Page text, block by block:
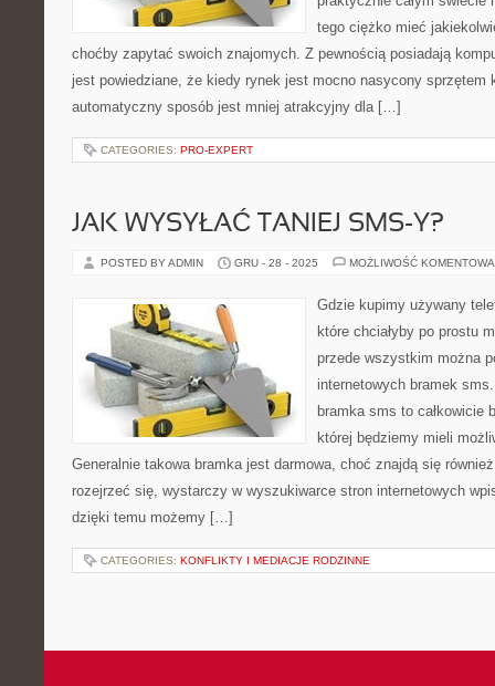
tego ciężko mieć
choćby zapytać swoich znajomych. Z pewnością posiadają
jest powiedziane, że kiedy rynek jest mocno nasycony sprzętem
automatyczny sposób jest mniej atrakcyjny dla […]
CATEGORIES: PRO-EXPERT
JAK WYSYŁAĆ TANIEJ SMS-Y?
POSTED BY ADMIN GRU - 28 - 2025 MOŻLIWOŚĆ
Gdzie kupimy używany
które chciałyby po prostu
przede wszystkim można
internetowych bramek
bramka sms to całkowicie
której będziemy mieli
Generalnie takowa bramka jest darmowa, choć znajdą się
rozejrzeć się, wystarczy w wyszukiwarce stron internetowych
dzięki temu możemy […]
CATEGORIES: KONFLIKTY I MEDIACJE RODZINNE